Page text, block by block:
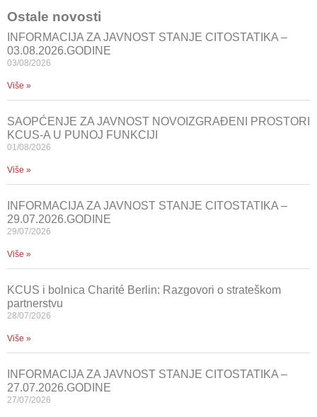
Ostale novosti
INFORMACIJA ZA JAVNOST STANJE CITOSTATIKA –
03.08.2026.GODINE
03/08/2026
Više »
SAOPĆENJE ZA JAVNOST NOVOIZGRAĐENI PROSTORI
KCUS-A U PUNOJ FUNKCIJI
01/08/2026
Više »
INFORMACIJA ZA JAVNOST STANJE CITOSTATIKA –
29.07.2026.GODINE
29/07/2026
Više »
KCUS i bolnica Charité Berlin: Razgovori o strateškom
partnerstvu
28/07/2026
Više »
INFORMACIJA ZA JAVNOST STANJE CITOSTATIKA –
27.07.2026.GODINE
27/07/2026